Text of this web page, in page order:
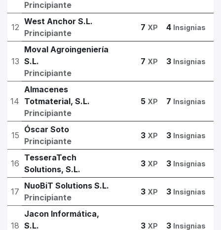
Principiante
12
West Anchor S.L.
Principiante
7 XP 4 Insignias
13
Moval Agroingeniería
S.L.
Principiante
7 XP 3 Insignias
14
Almacenes
Totmaterial, S.L.
Principiante
5 XP 7 Insignias
15
Óscar Soto
Principiante
3 XP 3 Insignias
16
TesseraTech
Solutions, S.L.
3 XP 3 Insignias
17
NuoBiT Solutions S.L.
Principiante
3 XP 3 Insignias
18
Jacon Informática,
S.L.
3 XP 3 Insignias